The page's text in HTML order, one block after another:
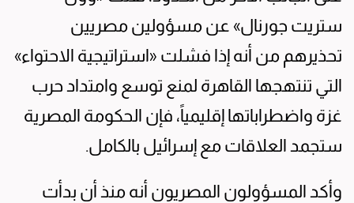
ستريت جورنال» عن مسؤولين مصريين
تحذيرهم من أنه إذا فشلت «استراتيجية الاحتواء»
التي تنتهجها القاهرة لمنع توسع وامتداد حرب
غزة واضطراباتها إقليمياً، فإن الحكومة المصرية
ستجمد العلاقات مع إسرائيل بالكامل.
وأكد المسؤولون المصريون أنه منذ أن بدأت